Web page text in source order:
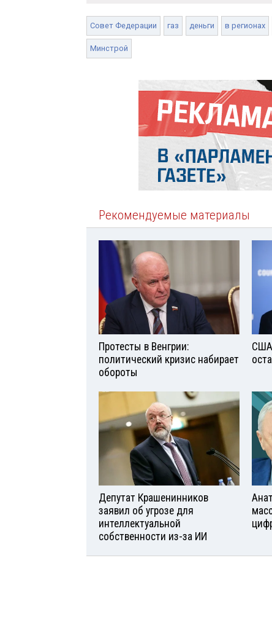
Совет Федерации газ деньги в регионах
Минстрой
Рекомендуемые материалы
Протесты в Венгрии:
политический кризис набирает
обороты
США
Депутат Крашенинников
заявил об угрозе для
интеллектуальной
собственности из-за ИИ